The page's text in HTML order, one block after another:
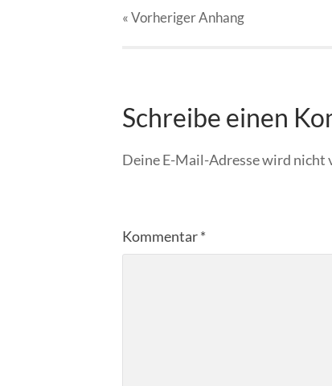
« VorherigerAnhang
Schreibe einen
Deine E-Mail-Adresse wird
Kommentar*